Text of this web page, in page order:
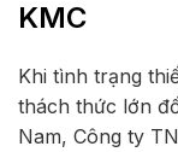
KMC
Khi tình trạng
thách thức lớn
Nam, Công ty